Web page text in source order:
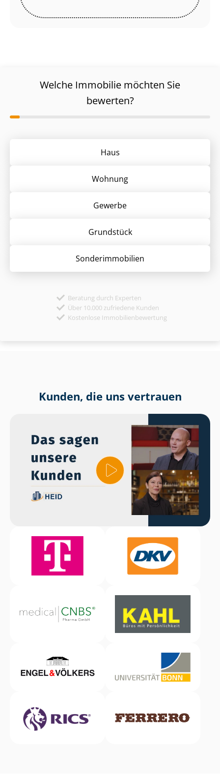
Welche Immobilie möchten Sie
bewerten?
Haus
Wohnung
Gewerbe
Grund­stück
Sonder­immobilien
Beratung durch Experten
Über 10.000 zufriedene Kunden
Kostenlose Immobilienbewertung
Kunden, die uns vertrauen